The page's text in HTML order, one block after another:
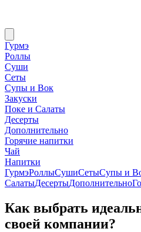
Гурмэ
Роллы
Суши
Сеты
Супы и Вок
Закуски
Поке и Салаты
Десерты
Дополнительно
Горячие напитки
Чай
Напитки
ГурмэРоллыСушиСетыСупы и
СалатыДесертыДополнительно
Как выбрать
своей компании?